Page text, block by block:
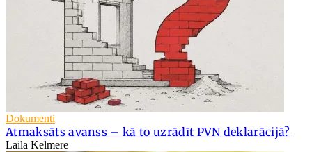
Dokumenti
Atmaksāts avanss – kā to uzrādīt PVN deklarācijā?
Laila Kelmere